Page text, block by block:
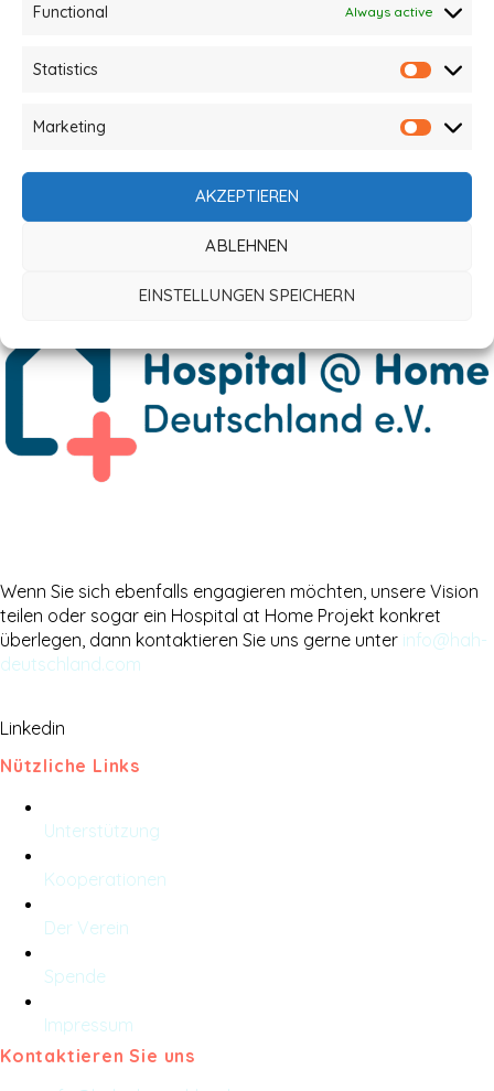
Functional Always active
Statistics
Marketing
AKZEPTIEREN
ABLEHNEN
EINSTELLUNGEN SPEICHERN
Bewegung Hospital at Home
Wenn Sie sich ebenfalls engagieren möchten, unsere Vision
teilen oder sogar ein Hospital at Home Projekt konkret
überlegen, dann kontaktieren Sie uns gerne unter info@hah-
deutschland.com
Linkedin
Nützliche Links
Unterstützung
Kooperationen
Der Verein
Spende
Impressum
Kontaktieren Sie uns